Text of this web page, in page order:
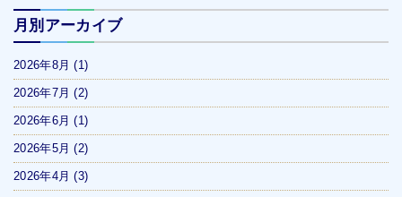
月別アーカイブ
2026年8月(1)
2026年7月(2)
2026年6月(1)
2026年5月(2)
2026年4月(3)